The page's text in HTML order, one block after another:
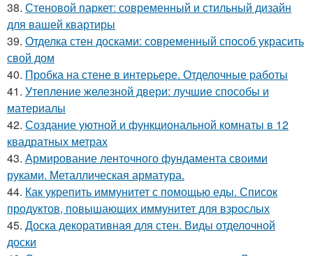
38. Стеновой паркет: современный и стильный дизайн
для вашей квартиры
39. Отделка стен досками: современный способ украсить
свой дом
40. Пробка на стене в интерьере. Отделочные работы
41. Утепление железной двери: лучшие способы и
материалы
42. Создание уютной и функциональной комнаты в 12
квадратных метрах
43. Армирование ленточного фундамента своими
руками. Металлическая арматура.
44. Как укрепить иммунитет с помощью еды. Список
продуктов, повышающих иммунитет для взрослых
45. Доска декоративная для стен. Виды отделочной
доски